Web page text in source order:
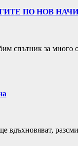
ПО НОВ
спътник за много
вдъхновяват,